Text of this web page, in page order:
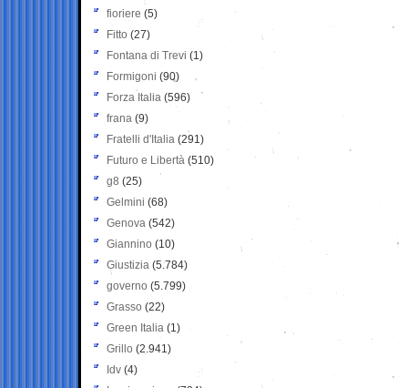
fioriere (5)
Fitto (27)
Fontana di Trevi (1)
Formigoni (90)
Forza Italia (596)
frana (9)
Fratelli d'Italia (291)
Futuro e Libertà (510)
g8 (25)
Gelmini (68)
Genova (542)
Giannino (10)
Giustizia (5.784)
governo (5.799)
Grasso (22)
Green Italia (1)
Grillo (2.941)
Idv (4)